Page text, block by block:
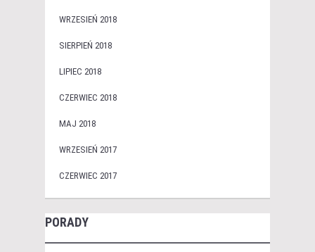
WRZESIEŃ 2018
SIERPIEŃ 2018
LIPIEC 2018
CZERWIEC 2018
MAJ 2018
WRZESIEŃ 2017
CZERWIEC 2017
PORADY